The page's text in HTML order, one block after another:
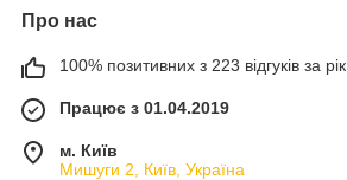
Про нас
100% позитивних з 223 відгуків за рік
Працює з 01.04.2019
м. Київ
Мишуги 2, Київ, Україна